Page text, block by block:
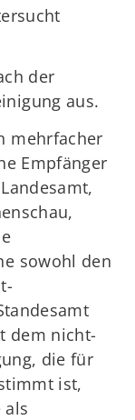
der
aus.
mehrfacher
Empfänger
sowohl den
dem nicht-
die für
ist,
als